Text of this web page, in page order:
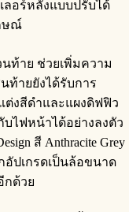
อร์หลังแบบปรับได้
ษณ์
ท้าย ช่วยเพิ่มความ
ท้ายยังได้รับการ
งสีดำและแผงดิฟฟิว
ไฟหน้าได้อย่างลงตัว
สี Anthracite Grey
ปเกรดเป็นล้อขนาด
กด้วย